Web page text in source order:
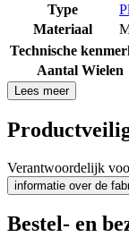
Type
Materiaal
Technische
Aantal Wielen
Lees meer
Verantwoordelijk
informatie over de
Bestel- en